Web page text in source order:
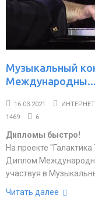
Музыкальный
Международны...
16.03.2021
1469
6
Дипломы быстро!
На проекте
Диплом
участвуя в
Читать далее